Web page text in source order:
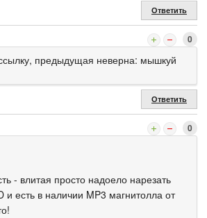
Ответить
0
предыдущая неверна: мышкуй
Ответить
0
- влитая просто надоело нарезать
и есть в наличии MP3 магнитолла от